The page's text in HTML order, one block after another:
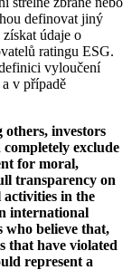
definovat jiný
údaje o
ratingu ESG.
vyloučení
v případě
others, investors
exclude
for moral,
transparency on
in the
international
who believe that,
that have violated
represent a